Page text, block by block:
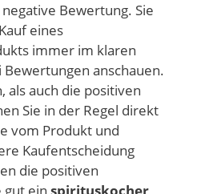
Bewertung. Sie
eines
immer im klaren
Bewertungen anschauen.
als auch die positiven
Sie in der Regel direkt
vom Produkt und
Kaufentscheidung
die positiven